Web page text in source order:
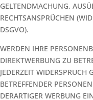
GELTENDMACHUNG,
RECHTSANSPRÜCHEN
DSGVO).
WERDEN IHRE
DIREKTWERBUNG ZU
JEDERZEIT WIDERSPRUCH
BETREFFENDER
DERARTIGER WERBUNG